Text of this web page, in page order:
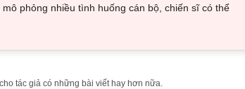
phỏng nhiều tình huống cán bộ, chiến sĩ có thể
tác giả có những bài viết hay hơn nữa.